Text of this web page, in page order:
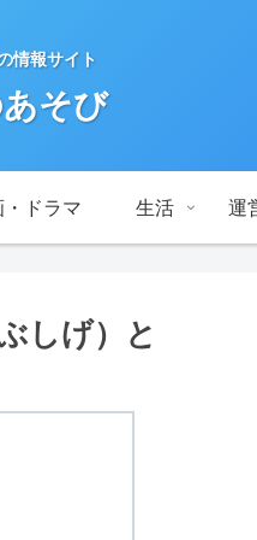
情報サイト
そび
・ドラマ 生活 運
しげ）と